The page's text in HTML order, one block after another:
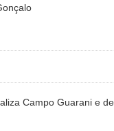
Campo Guarani e